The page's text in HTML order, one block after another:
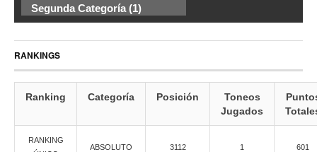
Segunda Categoría (1)
RANKINGS
Ranking Categoría Posición
Toneos
Jugados
RANKING
ABSOLUTO 3112 1 601